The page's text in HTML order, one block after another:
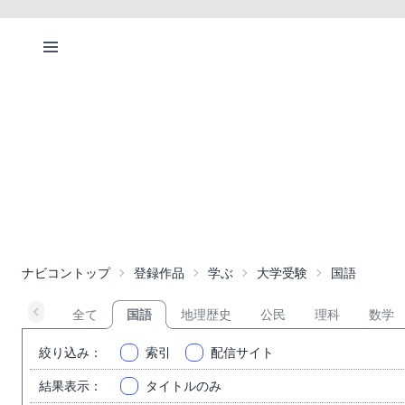
ナビコントップ 登録作品 学ぶ 大学受験 国語
全て 国語 地理歴史 公民 理科 数学
絞り込み ： 索引 配信サイト
結果表示 ： タイトルのみ